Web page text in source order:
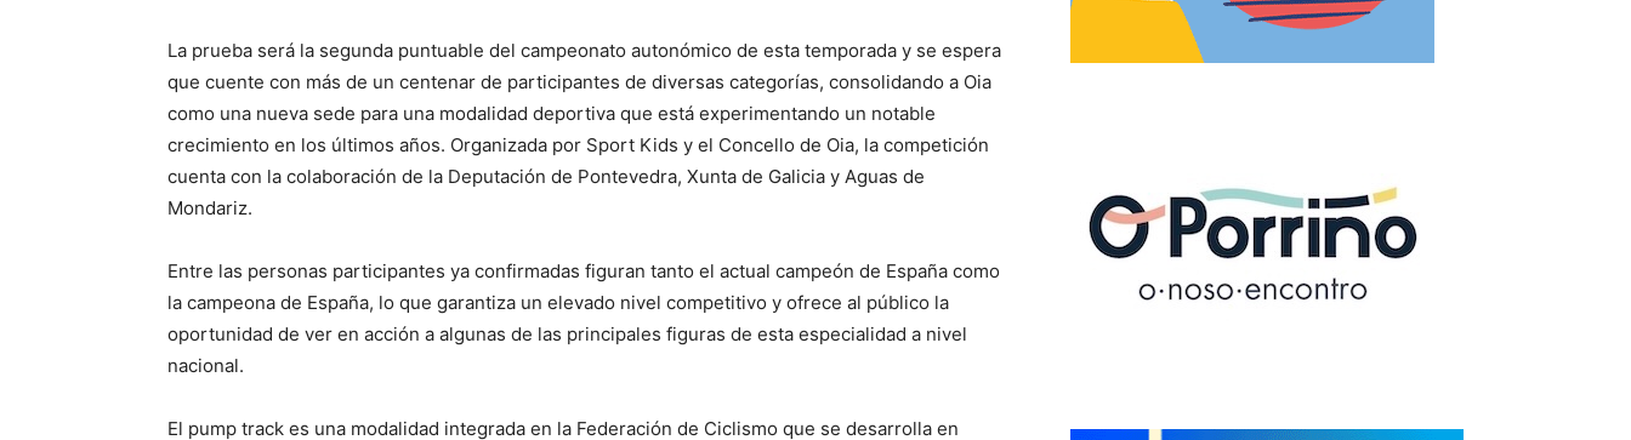
La prueba será la segunda puntuable del campeonato autonómico de esta temporada y se espera
que cuente con más de un centenar de participantes de diversas categorías, consolidando a Oia
como una nueva sede para una modalidad deportiva que está experimentando un notable
crecimiento en los últimos años. Organizada por Sport Kids y el Concello de Oia, la competición
cuenta con la colaboración de la Deputación de Pontevedra, Xunta de Galicia y Aguas de
Mondariz.
Entre las personas participantes ya confirmadas figuran tanto el actual campeón de España como
la campeona de España, lo que garantiza un elevado nivel competitivo y ofrece al público la
oportunidad de ver en acción a algunas de las principales figuras de esta especialidad a nivel
nacional.
El pump track es una modalidad integrada en la Federación de Ciclismo que se desarrolla en